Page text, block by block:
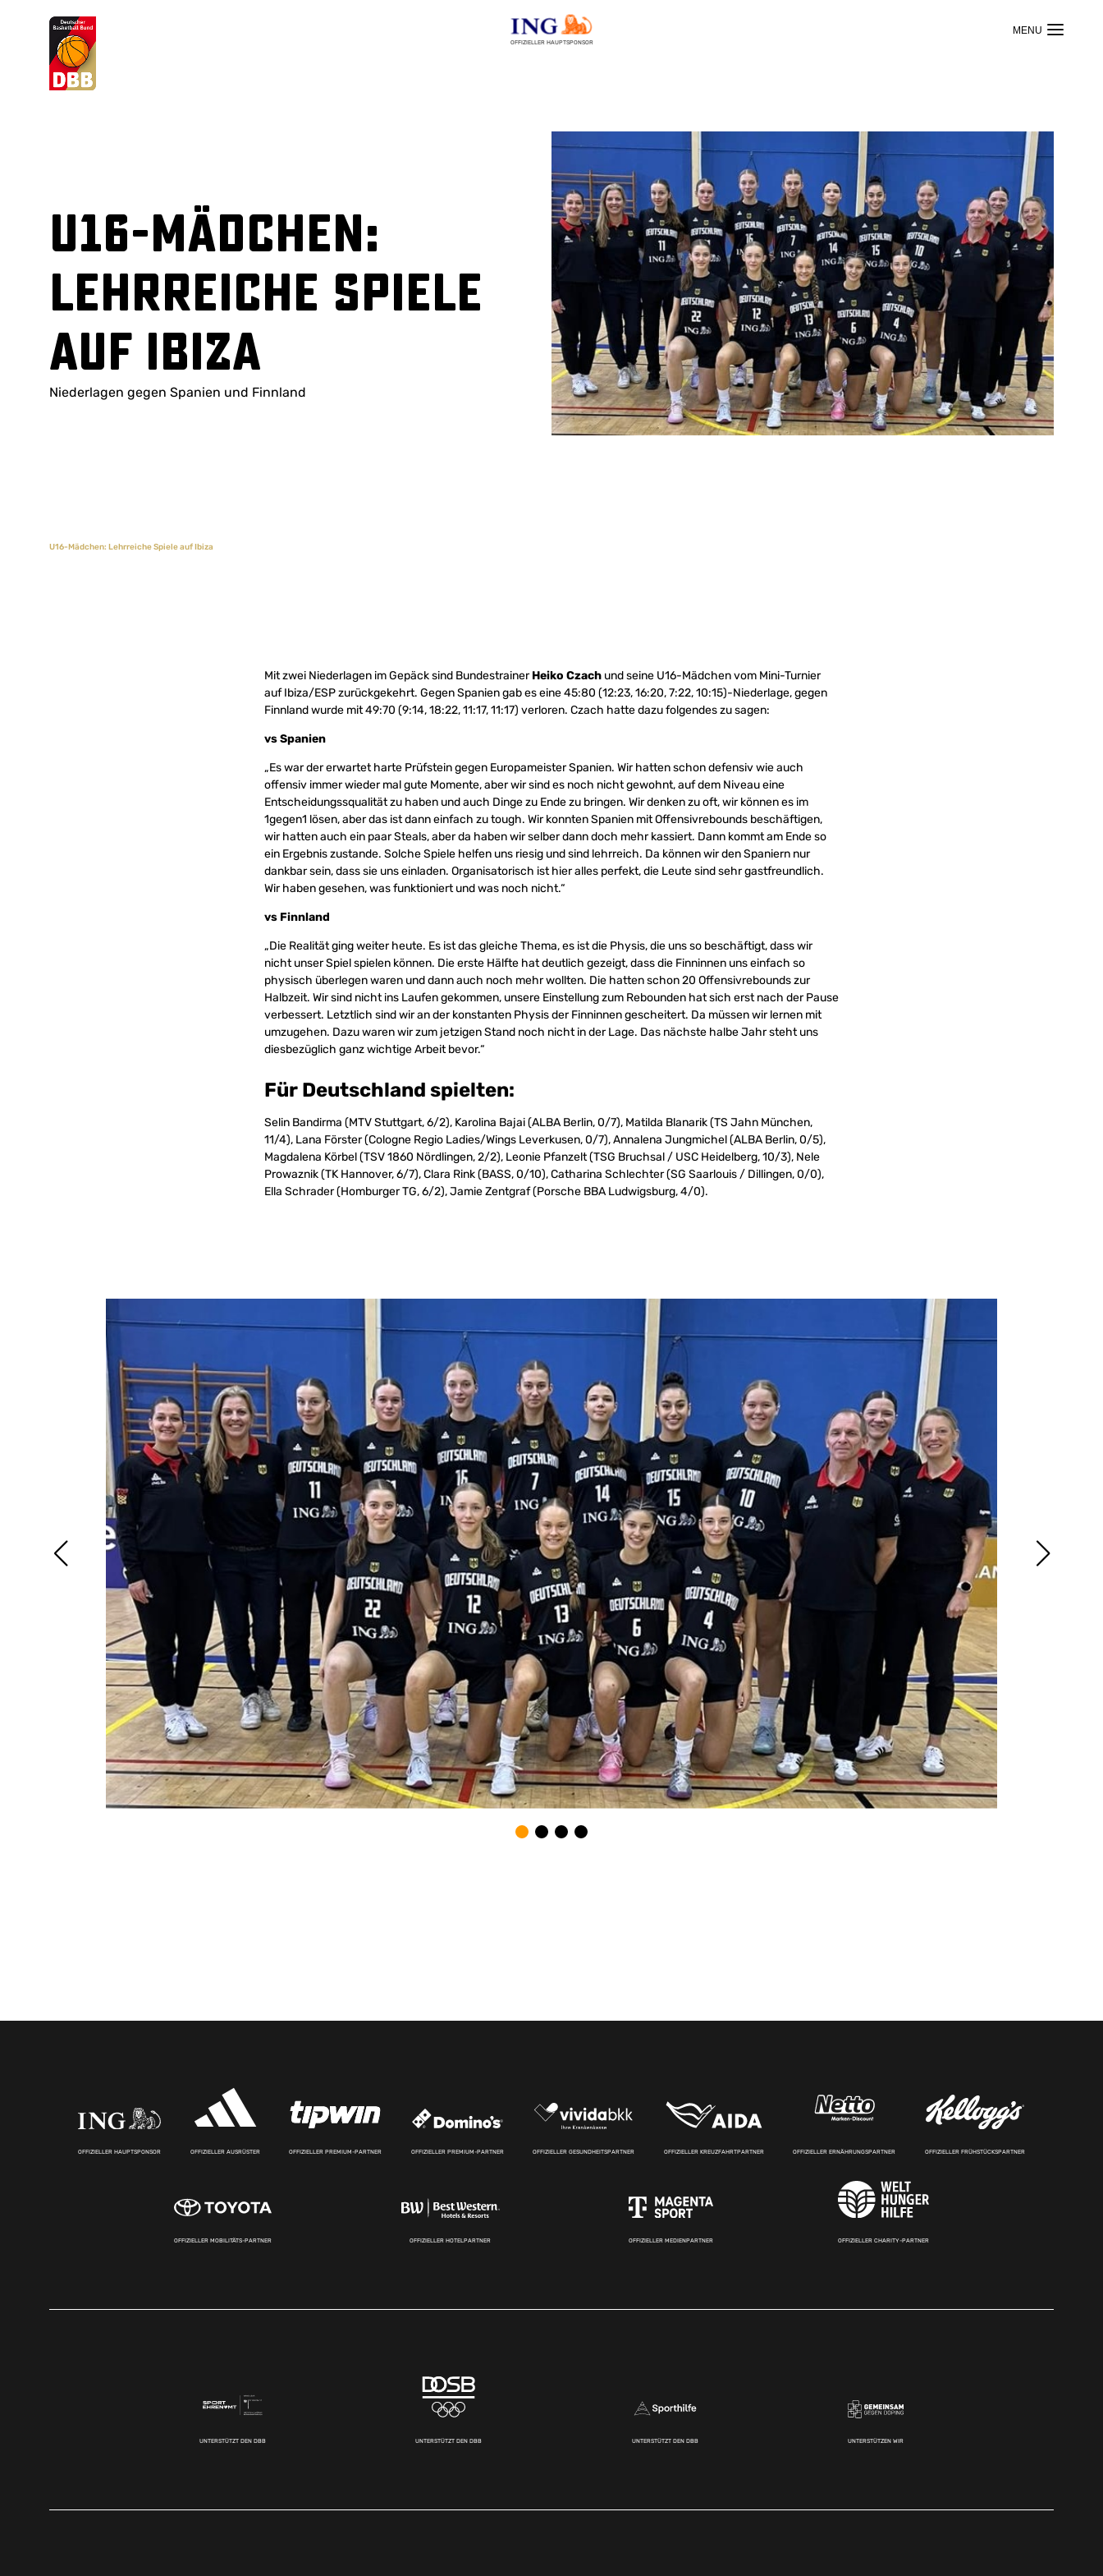
OFFIZIELLER HAUPTSPONSOR
Suchvorschläge
U16-Mädchen:
Lehrreiche Spiele
auf Ibiza
Niederlagen gegen Spanien und Finnland
U16-Mädchen: Lehrreiche Spiele auf Ibiza
Mit zwei Niederlagen im Gepäck sind BundestrainerHeiko Czach und seine U16-Mädchen vom Mini-Turnier
auf Ibiza/ESP zurückgekehrt. Gegen Spanien gab es eine 45:80 (12:23, 16:20, 7:22, 10:15)-Niederlage, gegen
Finnland wurde mit 49:70 (9:14, 18:22, 11:17, 11:17) verloren. Czach hatte dazu folgendes zu sagen:
vs Spanien
„Es war der erwartet harte Prüfstein gegen Europameister Spanien. Wir hatten schon defensiv wie auch
offensiv immer wieder mal gute Momente, aber wir sind es noch nicht gewohnt, auf dem Niveau eine
Entscheidungssqualität zu haben und auch Dinge zu Ende zu bringen. Wir denken zu oft, wir können es im
1gegen1 lösen, aber das ist dann einfach zu tough. Wir konnten Spanien mit Offensivrebounds beschäftigen,
wir hatten auch ein paar Steals, aber da haben wir selber dann doch mehr kassiert. Dann kommt am Ende so
ein Ergebnis zustande. Solche Spiele helfen uns riesig und sind lehrreich. Da können wir den Spaniern nur
dankbar sein, dass sie uns einladen. Organisatorisch ist hier alles perfekt, die Leute sind sehr gastfreundlich.
Wir haben gesehen, was funktioniert und was noch nicht.“
vs Finnland
„Die Realität ging weiter heute. Es ist das gleiche Thema, es ist die Physis, die uns so beschäftigt, dass wir
nicht unser Spiel spielen können. Die erste Hälfte hat deutlich gezeigt, dass die Finninnen uns einfach so
physisch überlegen waren und dann auch noch mehr wollten. Die hatten schon 20 Offensivrebounds zur
Halbzeit. Wir sind nicht ins Laufen gekommen, unsere Einstellung zum Rebounden hat sich erst nach der Pause
verbessert. Letztlich sind wir an der konstanten Physis der Finninnen gescheitert. Da müssen wir lernen mit
umzugehen. Dazu waren wir zum jetzigen Stand noch nicht in der Lage. Das nächste halbe Jahr steht uns
diesbezüglich ganz wichtige Arbeit bevor.“
Für Deutschland spielten:
Selin Bandirma (MTV Stuttgart, 6/2), Karolina Bajai (ALBA Berlin, 0/7), Matilda Blanarik (TS Jahn München,
11/4), Lana Förster (Cologne Regio Ladies/Wings Leverkusen, 0/7), Annalena Jungmichel (ALBA Berlin, 0/5),
Magdalena Körbel (TSV 1860 Nördlingen, 2/2), Leonie Pfanzelt (TSG Bruchsal / USC Heidelberg, 10/3), Nele
Prowaznik (TK Hannover, 6/7), Clara Rink (BASS, 0/10), Catharina Schlechter (SG Saarlouis / Dillingen, 0/0),
Ella Schrader (Homburger TG, 6/2), Jamie Zentgraf (Porsche BBA Ludwigsburg, 4/0).
OFFIZIELLER HAUPTSPONSOR OFFIZIELLER AUSRÜSTER OFFIZIELLER PREMIUM-PARTNER OFFIZIELLER PREMIUM-PARTNER OFFIZIELLER GESUNDHEITSPARTNER OFFIZIELLER KREUZFAHRTPARTNER OFFIZIELLER ERNÄHRUNGSPARTNER OFFIZIELLER FRÜHSTÜCKSPARTNER
OFFIZIELLER MOBILITÄTS-PARTNER OFFIZIELLER HOTELPARTNER OFFIZIELLER MEDIENPARTNER OFFIZIELLER CHARITY-PARTNER
UNTERSTÜTZT DEN DBB UNTERSTÜTZT DEN DBB UNTERSTÜTZT DEN DBB UNTERSTÜTZEN WIR